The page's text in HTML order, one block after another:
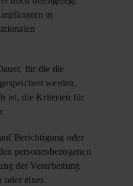
in
für die die
werden,
ist, die Kriterien für
Berichtigung oder
personenbezogenen
der Verarbeitung
oder eines